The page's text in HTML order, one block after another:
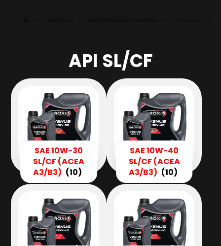
API SL/CF
SAE 10W-30
SL/CF (ACEA
A3/B3) (10)
SAE 10W-40
SL/CF (ACEA
A3/B3) (10)